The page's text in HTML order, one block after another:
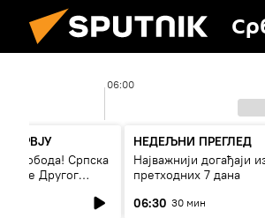
06:00
слобода! Српска
Другог
НЕДЕЉНИ ПРЕГЛЕД
Најважнији догађаји
претходних 7 дана
06:30 30 мин